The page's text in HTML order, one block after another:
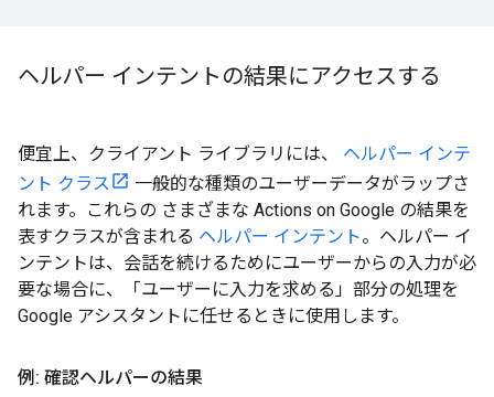
ヘルパー インテントの結果にアクセスする
便宜上、クライアント ライブラリには、 ヘルパー インテ
ント クラス
一般的な種類のユーザーデータがラップさ
れます。これらの さまざまな Actions on Google の結果を
表すクラスが含まれる ヘルパー インテント。ヘルパー イ
ンテントは、会話を続けるためにユーザーからの入力が必
要な場合に、「ユーザーに入力を求める」部分の処理を
Google アシスタントに任せるときに使用します。
例: 確認ヘルパーの結果